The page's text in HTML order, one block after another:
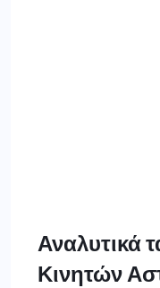
Αναλυτικά
Κινητών